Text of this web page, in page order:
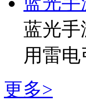
蓝光手
用雷
更多>